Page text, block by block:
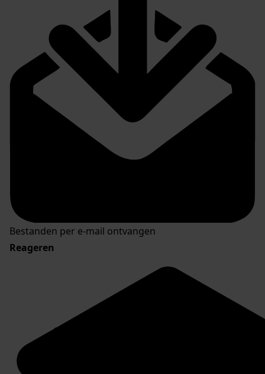
Bestanden per e-mail ontvangen
Reageren